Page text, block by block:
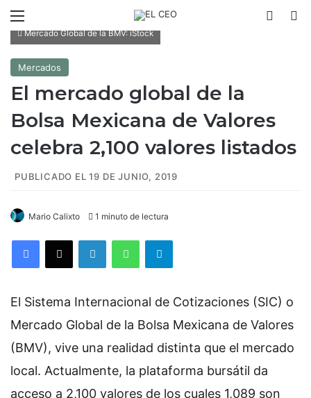
Mercado Global de la BMV: iStock
Mercados
El mercado global de la
Bolsa Mexicana de Valores
celebra 2,100 valores listados
PUBLICADO EL 19 DE JUNIO, 2019
Mario Calixto 1 minuto de lectura
El Sistema Internacional de Cotizaciones (SIC) o
Mercado Global de la Bolsa Mexicana de Valores
(BMV), vive una realidad distinta que el mercado
local. Actualmente, la plataforma bursátil da
acceso a 2,100 valores de los cuales 1,089 son